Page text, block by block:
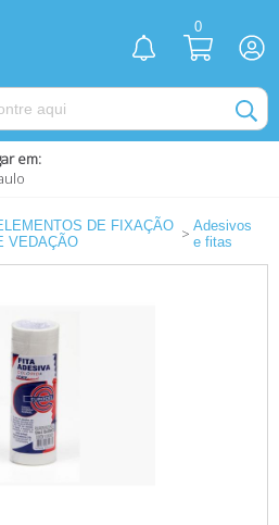
0
em:
DE FIXAÇÃO
VEDAÇÃO
> Adesivos
e fitas